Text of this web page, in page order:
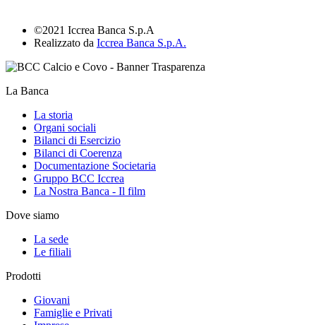
©2021 Iccrea Banca S.p.A
Realizzato da Iccrea Banca S.p.A.
La Banca
La storia
Organi sociali
Bilanci di Esercizio
Bilanci di Coerenza
Documentazione Societaria
Gruppo BCC Iccrea
La Nostra Banca - Il film
Dove siamo
La sede
Le filiali
Prodotti
Giovani
Famiglie e Privati